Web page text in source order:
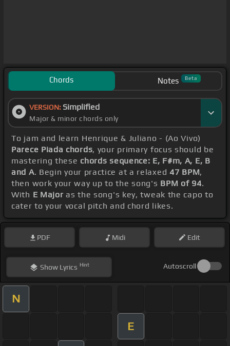
Chords Notes Beta
VERSION: Simplified
Major & minor chords only
To jam and learn Henrique & Juliano - (Ao Vivo)
Parece Piada chords, your primary focus should be
mastering these chords sequence: E, F#m, A, E, B
and A. Begin your practice at a relaxed 47 BPM,
then work your way up to the song's BPM of 94.
With E Major as the song's key, tweak the capo to
cater to your vocal pitch and chord likes.
PDF Midi Edit
ShowLyrics Hint Autoscroll
N
E